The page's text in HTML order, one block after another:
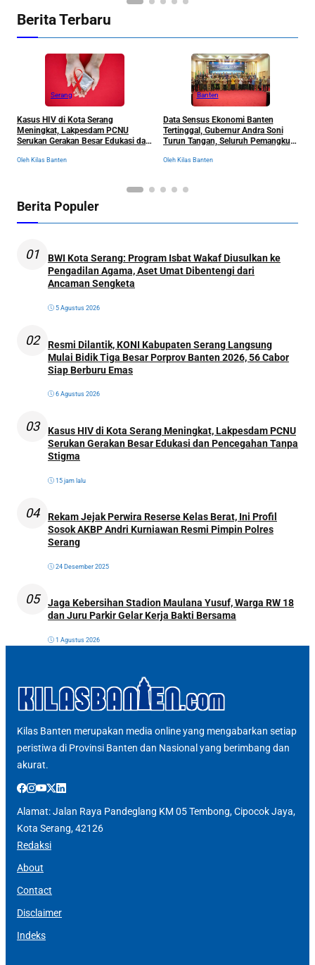
Berita Terbaru
Serang
Kasus HIV di Kota Serang
Meningkat, Lakpesdam PCNU
Serukan Gerakan Besar Edukasi dan
Oleh Kilas Banten
Banten
Data Sensus Ekonomi Banten
Tertinggal, Gubernur Andra Soni
Turun Tangan, Seluruh Pemangku
Dikumpulkan
Oleh Kilas Banten
Berita Populer
01
BWI Kota Serang: Program Isbat Wakaf Diusulkan ke
Pengadilan Agama, Aset Umat Dibentengi dari
Ancaman Sengketa
5 Agustus 2026
02
Resmi Dilantik, KONI Kabupaten Serang Langsung
Mulai Bidik Tiga Besar Porprov Banten 2026, 56 Cabor
Siap Berburu Emas
6 Agustus 2026
03
Kasus HIV di Kota Serang Meningkat, Lakpesdam PCNU
Serukan Gerakan Besar Edukasi dan Pencegahan Tanpa
Stigma
15 jam lalu
04
Rekam Jejak Perwira Reserse Kelas Berat, Ini Profil
Sosok AKBP Andri Kurniawan Resmi Pimpin Polres
Serang
24 Desember 2025
05
Jaga Kebersihan Stadion Maulana Yusuf, Warga RW 18
dan Juru Parkir Gelar Kerja Bakti Bersama
1 Agustus 2026
Kilas Banten merupakan media online yang mengabarkan setiap
peristiwa di Provinsi Banten dan Nasional yang berimbang dan
akurat.
Alamat: Jalan Raya Pandeglang KM 05 Tembong, Cipocok Jaya,
Kota Serang, 42126
Redaksi
About
Contact
Disclaimer
Indeks